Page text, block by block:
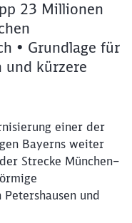
23 Millionen
• Grundlage für
und kürzere
einer der
Bayerns weiter
Strecke München–
und